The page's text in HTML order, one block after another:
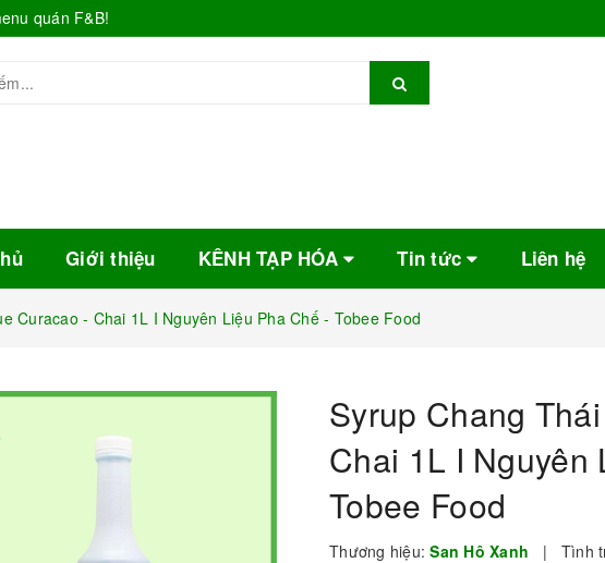
quán F&B!
Giới thiệu KÊNH TẠP HÓA Tin tức Liên hệ
Curacao - Chai 1L I Nguyên Liệu Pha Chế - Tobee Food
Syrup Chang
Chai 1L I Nguyên
Tobee Food
Thương hiệu: San Hô Xanh | Tình